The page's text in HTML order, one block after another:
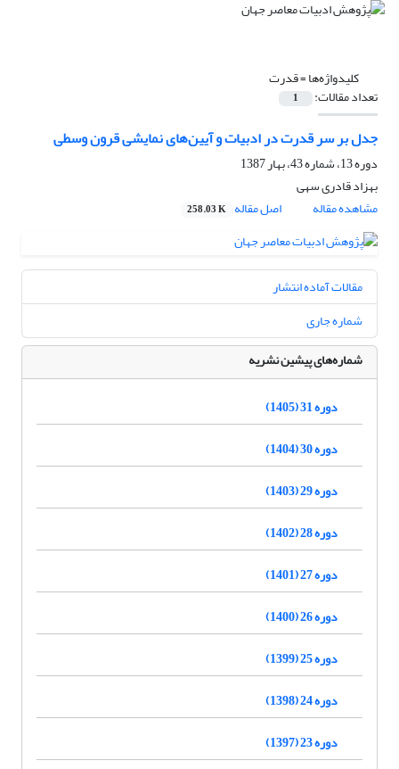
کلیدواژه‌ها =قدرت
تعداد مقالات: 1
جدل بر سر قدرت در ادبیات و آیین‌های نمایشی قرون وسطی
دوره 13، شماره 43، بهار 1387
بهزاد قادری سهی
مشاهده مقاله
اصل مقاله 258.03 K
مقالات آماده انتشار
شماره جاری
شماره‌های پیشین نشریه
دوره 31 (1405)
دوره 30 (1404)
دوره 29 (1403)
دوره 28 (1402)
دوره 27 (1401)
دوره 26 (1400)
دوره 25 (1399)
دوره 24 (1398)
دوره 23 (1397)